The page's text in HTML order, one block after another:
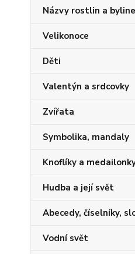
Názvy rostlin a
Velikonoce
Děti
Valentýn a srdcovky
Zvířata
Symbolika, mandaly
Knoflíky a
Hudba a její svět
Abecedy, číselníky,
Vodní svět